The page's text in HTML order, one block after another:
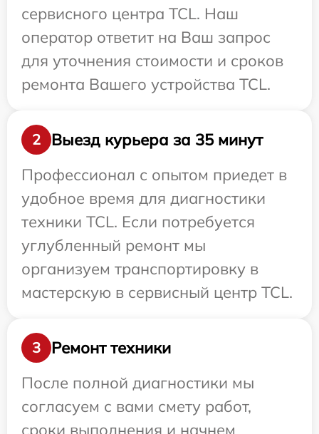
сервисного центра TCL. Наш
оператор ответит на Ваш запрос
для уточнения стоимости и сроков
ремонта Вашего устройства TCL.
2
Выезд курьера за 35 минут
Профессионал с опытом приедет в
удобное время для диагностики
техники TCL. Если потребуется
углубленный ремонт мы
организуем транспортировку в
мастерскую в сервисный центр TCL.
3
Ремонт техники
После полной диагностики мы
согласуем с вами смету работ,
сроки выполнения и начнем